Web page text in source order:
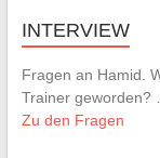
INTERVIEW
Fragen an Hamid.
Trainer geworden?
Zu den Fragen